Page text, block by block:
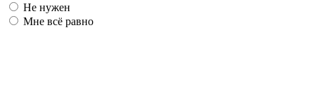
Не нужен
Мне всё равно